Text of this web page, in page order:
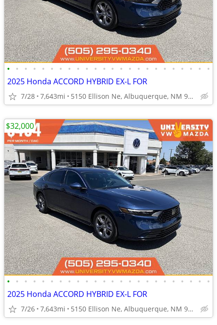
• • • • • • • • • • • • • • • • • • • • • • • •
2025 Honda ACCORD HYBRID EX-L FOR
7/28 7,643mi 5150 Ellison Ne, Albuquerque, NM 97109
• • • • • • • • • • • • • • • • • • • • • • • •
2025 Honda ACCORD HYBRID EX-L FOR
7/26 7,643mi 5150 Ellison Ne, Albuquerque, NM 97109
$32,000